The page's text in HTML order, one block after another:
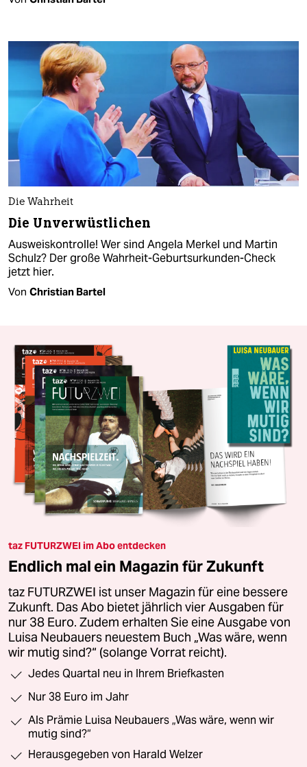
Die Wahrheit
Die Unverwüstlichen
Ausweiskontrolle! Wer sind Angela Merkel und Martin
Schulz? Der große Wahrheit-Geburtsurkunden-Check
jetzt hier.
Von Christian Bartel
taz FUTURZWEI im Abo entdecken
Endlich mal ein Magazin für Zukunft
taz FUTURZWEI ist unser Magazin für eine bessere
Zukunft. Das Abo bietet jährlich vier Ausgaben für
nur 38 Euro. Zudem erhalten Sie eine Ausgabe von
Luisa Neubauers neuestem Buch „Was wäre, wenn
wir mutig sind?“ (solange Vorrat reicht).
Jedes Quartal neu in Ihrem Briefkasten
Nur 38 Euro im Jahr
Als Prämie Luisa Neubauers „Was wäre, wenn wir
mutig sind?“
Herausgegeben von Harald Welzer